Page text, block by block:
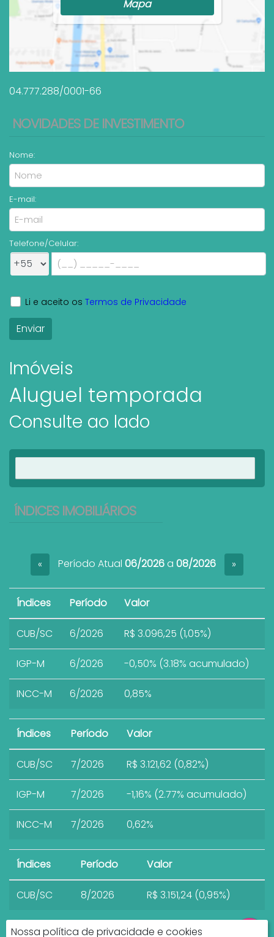
Nossa política de privacidade e cookies
Mapa
04.777.288/0001-66
NOVIDADES DE INVESTIMENTO
Nome:
E-mail:
Telefone/Celular:
Li e aceito os Termos de Privacidade
Imóveis
Aluguel temporada
Consulte ao lado
ÍNDICES IMOBILIÁRIOS
« Período Atual 06/2026a 08/2026 »
Índices Período Valor
CUB/SC 6/2026 R$ 3.096,25 (1,05%)
IGP-M 6/2026 -0,50% (3.18% acumulado)
INCC-M 6/2026 0,85%
Índices Período Valor
CUB/SC 7/2026 R$ 3.121,62 (0,82%)
IGP-M 7/2026 -1,16% (2.77% acumulado)
INCC-M 7/2026 0,62%
Índices Período Valor
CUB/SC 8/2026 R$ 3.151,24 (0,95%)